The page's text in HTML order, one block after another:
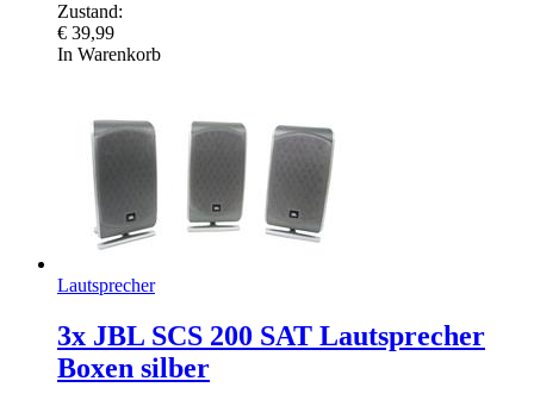
Zustand:
€ 39,99
In Warenkorb
Lautsprecher
3x JBL SCS 200 SAT Lautsprecher
Boxen silber